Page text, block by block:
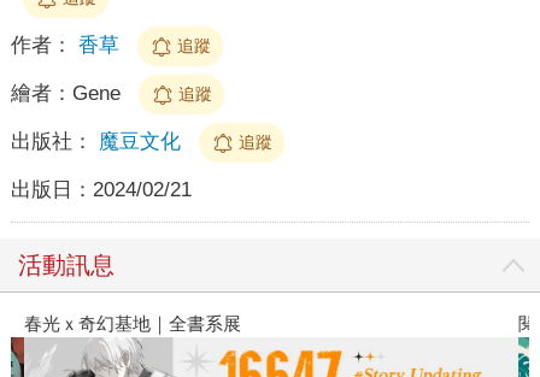
作者： 香草 追蹤
繪者： Gene 追蹤
出版社： 魔豆文化 追蹤
出版日： 2024/02/21
活動訊息
春光ｘ奇幻基地｜全書系展